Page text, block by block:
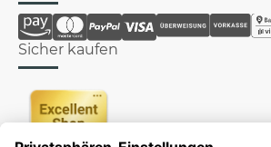
Sicher kaufen